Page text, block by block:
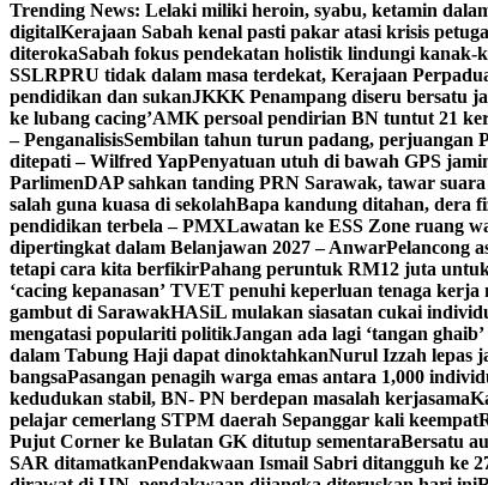
Trending News: Lelaki miliki heroin, syabu, ketamin
digitalKerajaan Sabah kenal pasti pakar atasi krisis
diterokaSabah fokus pendekatan holistik lindungi kanak-
SSLRPRU tidak dalam masa terdekat, Kerajaan
pendidikan dan sukanJKKK Penampang diseru bersatu
ke lubang cacing’AMK persoal pendirian BN tuntut 21
– PenganalisisSembilan tahun turun padang,
ditepati – Wilfred YapPenyatuan utuh di bawah GPS
ParlimenDAP sahkan tanding PRN Sarawak, tawar
salah guna kuasa di sekolahBapa kandung ditahan, dera
pendidikan terbela – PMXLawatan ke ESS Zone ruang
dipertingkat dalam Belanjawan 2027 – AnwarPelancong
tetapi cara kita berfikirPahang peruntuk RM12 juta
‘cacing kepanasan’ TVET penuhi keperluan tenaga kerja
gambut di SarawakHASiL mulakan siasatan cukai
mengatasi populariti politikJangan ada lagi ‘tangan
dalam Tabung Haji dapat dinoktahkanNurul Izzah lepas
bangsaPasangan penagih warga emas antara 1,000
kedudukan stabil, BN- PN berdepan masalah kerjasama
pelajar cemerlang STPM daerah Sepanggar kali keempat
Pujut Corner ke Bulatan GK ditutup sementaraBersatu
SAR ditamatkanPendakwaan Ismail Sabri ditangguh ke